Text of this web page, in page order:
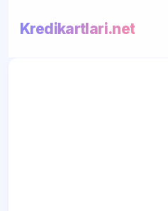
Kredikartlari.net